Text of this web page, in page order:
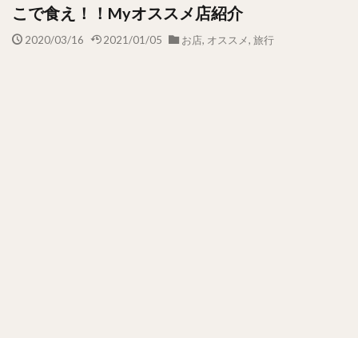
こで食え！！Myオススメ店紹介
2020/03/16 2021/01/05 お店, オススメ, 旅行